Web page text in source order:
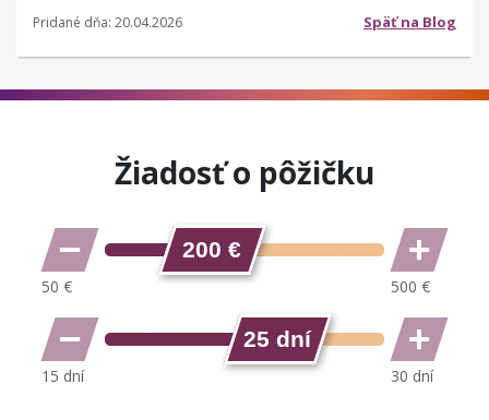
Pridané dňa: 20.04.2026 Späť na Blog
Žiadosť o pôžičku
200 €
25 dní